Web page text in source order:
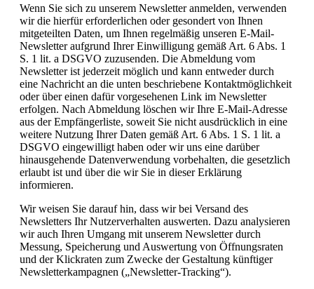
Wenn Sie sich zu unserem Newsletter anmelden, verwenden
wir die hierfür erforderlichen oder gesondert von Ihnen
mitgeteilten Daten, um Ihnen regelmäßig unseren E-Mail-
Newsletter aufgrund Ihrer Einwilligung gemäß Art. 6 Abs. 1
S. 1 lit. a DSGVO zuzusenden. Die Abmeldung vom
Newsletter ist jederzeit möglich und kann entweder durch
eine Nachricht an die unten beschriebene Kontaktmöglichkeit
oder über einen dafür vorgesehenen Link im Newsletter
erfolgen. Nach Abmeldung löschen wir Ihre E-Mail-Adresse
aus der Empfängerliste, soweit Sie nicht ausdrücklich in eine
weitere Nutzung Ihrer Daten gemäß Art. 6 Abs. 1 S. 1 lit. a
DSGVO eingewilligt haben oder wir uns eine darüber
hinausgehende Datenverwendung vorbehalten, die gesetzlich
erlaubt ist und über die wir Sie in dieser Erklärung
informieren.
Wir weisen Sie darauf hin, dass wir bei Versand des
Newsletters Ihr Nutzerverhalten auswerten. Dazu analysieren
wir auch Ihren Umgang mit unserem Newsletter durch
Messung, Speicherung und Auswertung von Öffnungsraten
und der Klickraten zum Zwecke der Gestaltung künftiger
Newsletterkampagnen („Newsletter-Tracking“).